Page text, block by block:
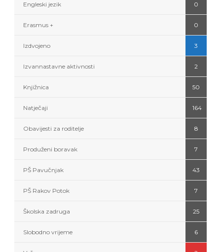
Engleski jezik 0
Erasmus + 0
Izdvojeno 3
Izvannastavne aktivnosti 2
Knjižnica 50
Natječaji 164
Obavijesti za roditelje 8
Produženi boravak 7
PŠ Pavučnjak 43
PŠ Rakov Potok 7
Školska zadruga 25
Slobodno vrijeme 6